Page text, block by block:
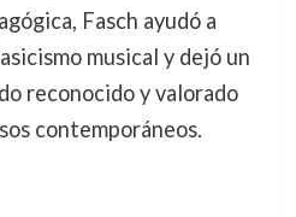
Fasch ayudó a
musical y dejó un
reconocido y valorado
contemporáneos.